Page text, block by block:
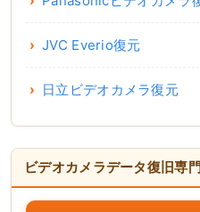
JVC Everio復元
日立ビデオカメラ復元
ビデオカメラデータ復旧専